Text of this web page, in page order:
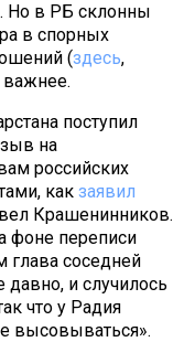
Но в РБ склонны
в спорных
(здесь,
важнее.
поступил
на
российских
как заявил
Крашенинников.
фоне переписи
глава соседней
давно, и случилось
что у Радия
высовываться».